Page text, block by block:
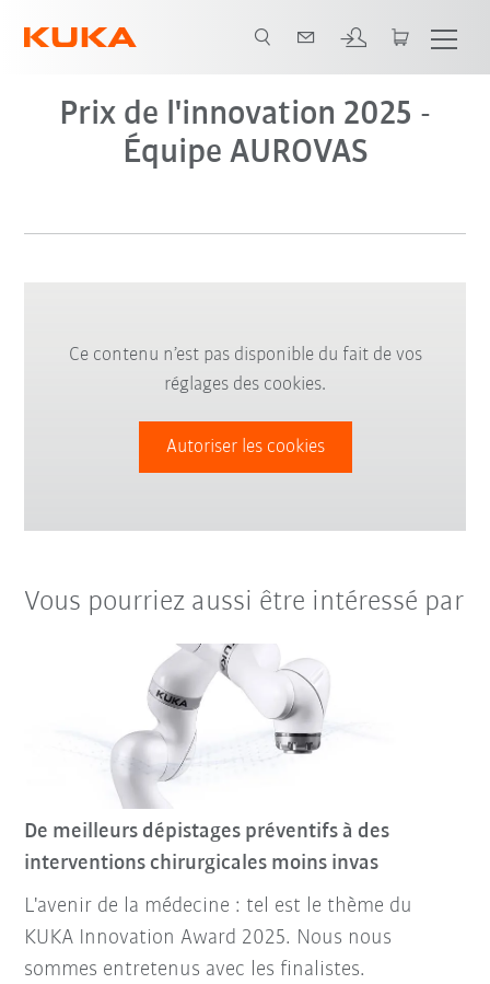
Prix de l'innovation 2025 -
Équipe AUROVAS
Ce contenu n’est pas disponible du fait de vos
réglages des cookies.
Autoriser les cookies
Vous pourriez aussi être intéressé par
De meilleurs dépistages préventifs à des
interventions chirurgicales moins invas
L'avenir de la médecine : tel est le thème du
KUKA Innovation Award 2025. Nous nous
sommes entretenus avec les finalistes.